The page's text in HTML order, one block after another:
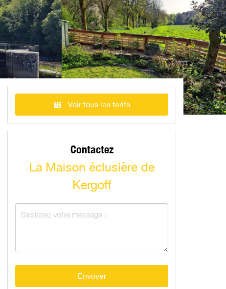
Voir tous les tarifs
Contactez
La Maison éclusière de
Kergoff
Envoyer